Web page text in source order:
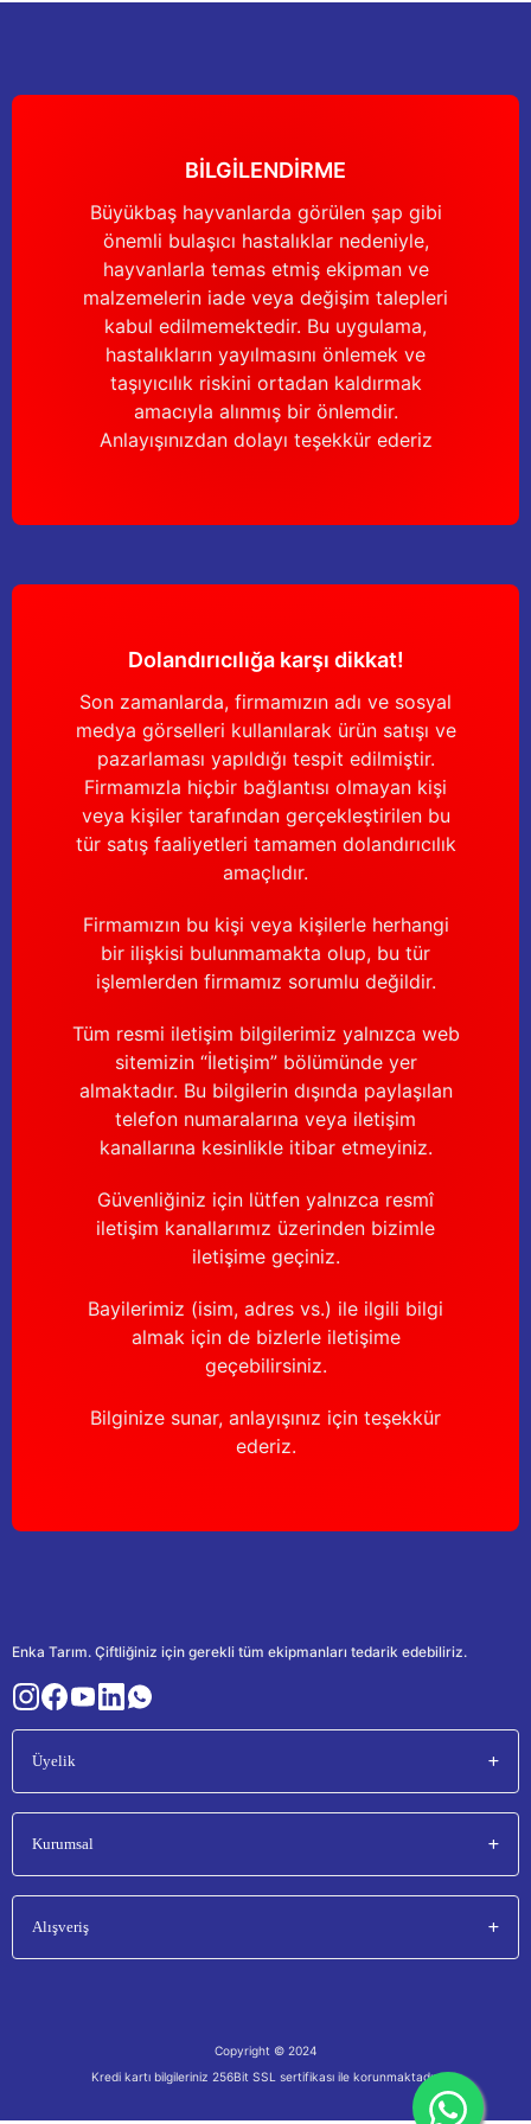
Bu ürüne benzer farklı alternatifler olmalı.
Gönder
BİLGİLENDİRME
Büyükbaş hayvanlarda görülen şap gibi
önemli bulaşıcı hastalıklar nedeniyle,
hayvanlarla temas etmiş ekipman ve
malzemelerin iade veya değişim talepleri
kabul edilmemektedir. Bu uygulama,
hastalıkların yayılmasını önlemek ve
taşıyıcılık riskini ortadan kaldırmak
amacıyla alınmış bir önlemdir.
Anlayışınızdan dolayı teşekkür ederiz
Dolandırıcılığa karşı dikkat!
Son zamanlarda, firmamızın adı ve sosyal
medya görselleri kullanılarak ürün satışı ve
pazarlaması yapıldığı tespit edilmiştir.
Firmamızla hiçbir bağlantısı olmayan kişi
veya kişiler tarafından gerçekleştirilen bu
tür satış faaliyetleri tamamen dolandırıcılık
amaçlıdır.
Firmamızın bu kişi veya kişilerle herhangi
bir ilişkisi bulunmamakta olup, bu tür
işlemlerden firmamız sorumlu değildir.
Tüm resmi iletişim bilgilerimiz yalnızca web
sitemizin “İletişim” bölümünde yer
almaktadır. Bu bilgilerin dışında paylaşılan
telefon numaralarına veya iletişim
kanallarına kesinlikle itibar etmeyiniz.
Güvenliğiniz için lütfen yalnızca resmî
iletişim kanallarımız üzerinden bizimle
iletişime geçiniz.
Bayilerimiz (isim, adres vs.) ile ilgili bilgi
almak için de bizlerle iletişime
geçebilirsiniz.
Bilginize sunar, anlayışınız için teşekkür
ederiz.
Enka Tarım. Çiftliğiniz için gerekli tüm ekipmanları tedarik edebiliriz.
Üyelik
Kurumsal
Alışveriş
Copyright © 2024
Kredi kartı bilgileriniz 256Bit SSL sertifikası ile korunmaktadır.